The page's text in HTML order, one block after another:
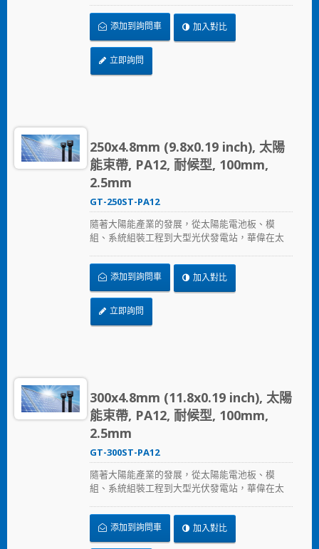
座、浪管到邊緣夾，提供兼顧品質與價格的解決
方案，加速節省安裝時間、採用更可靠的PA12原
料，在惡劣的環境下表現出色，延長產品使用壽
命。
添加到詢問車 加入對比
立即詢問
250x4.8mm (9.8x0.19 inch), 太陽
能束帶, PA12, 耐候型, 100mm,
2.5mm
GT-250ST-PA12
隨著大陽能產業的發展，從太陽能電池板、模
組、系統組裝工程到大型光伏發電站，華偉在太
座、浪管到邊緣夾，提供兼顧品質與價格的解決
方案，加速節省安裝時間、採用更可靠的PA12原
料，在惡劣的環境下表現出色，延長產品使用壽
命。
添加到詢問車 加入對比
立即詢問
300x4.8mm (11.8x0.19 inch), 太陽
能束帶, PA12, 耐候型, 100mm,
2.5mm
GT-300ST-PA12
隨著大陽能產業的發展，從太陽能電池板、模
組、系統組裝工程到大型光伏發電站，華偉在太
座、浪管到邊緣夾，提供兼顧品質與價格的解決
方案，加速節省安裝時間、採用更可靠的PA12原
料，在惡劣的環境下表現出色，延長產品使用壽
添加到詢問車 加入對比